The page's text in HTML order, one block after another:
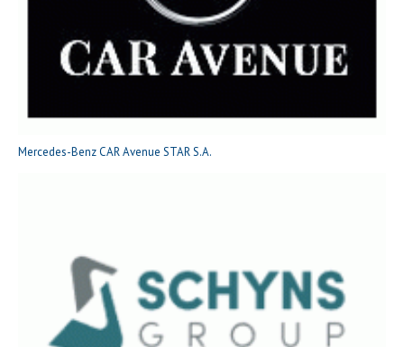
Mercedes-Benz CAR Avenue STAR S.A.